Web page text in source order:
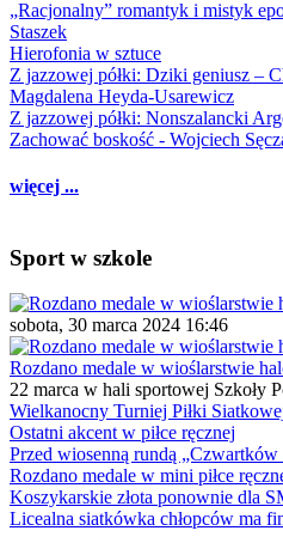
„Racjonalny” romantyk i mistyk
Staszek
Hierofonia w sztuce
Z jazzowej półki: Dziki geniusz –
Magdalena Heyda-Usarewicz
Z jazzowej półki: Nonszalancki
Zachować boskość - Wojciech
więcej ...
Sport w szkole
sobota, 30 marca 2024 16:46
Rozdano medale w wioślarstwie
22 marca w hali sportowej Szkoły
Wielkanocny Turniej Piłki
Ostatni akcent w piłce ręcznej
Przed wiosenną rundą
Rozdano medale w mini piłce
Koszykarskie złota ponownie dla
Licealna siatkówka chłopców ma